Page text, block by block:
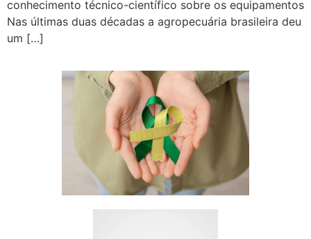
conhecimento técnico-científico sobre os equipamentos
Nas últimas duas décadas a agropecuária brasileira deu
um […]